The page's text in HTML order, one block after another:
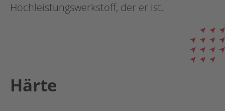
Hochleistungswerkstoff, der er ist.
Härte